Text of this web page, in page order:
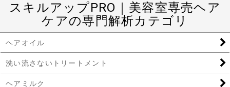
スキルアップPRO｜美容室専売ヘア
ケアの専門解析カテゴリ
ヘアオイル
洗い流さないトリートメント
ヘアミルク